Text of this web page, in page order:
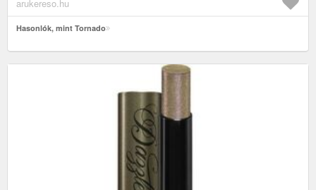
arukereso.hu
Hasonlók, mint Tornado